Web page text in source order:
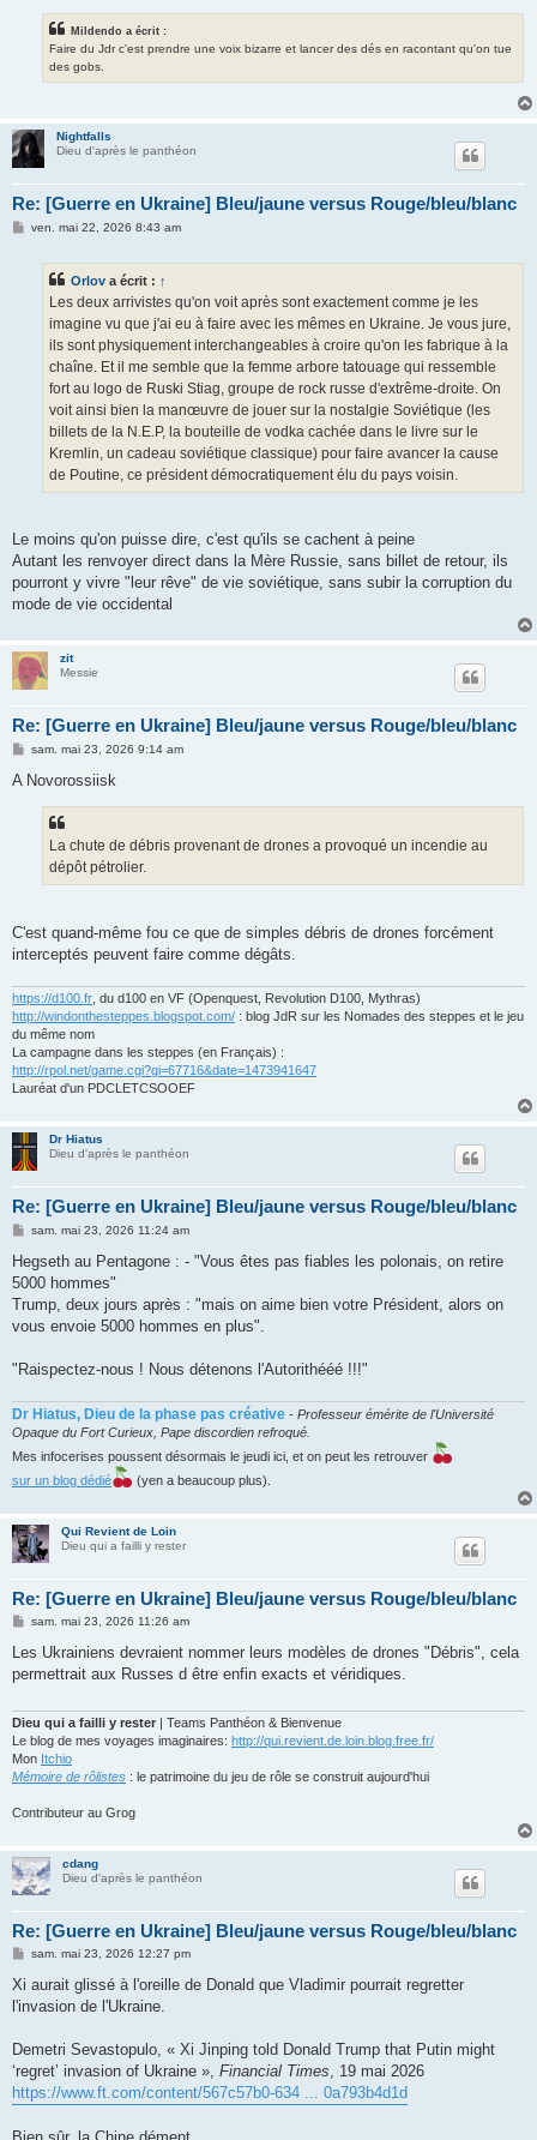
Mildendo a écrit :
Faire du Jdr c'est prendre une voix bizarre et lancer des dés en racontant qu'on tue
des gobs.
Nightfalls
Dieu d'après le panthéon
Re: [Guerre en Ukraine] Bleu/jaune versus Rouge/bleu/blanc
Mven. mai 22, 2026 8:43 am
Orlov a écrit : ↑
Les deux arrivistes qu'on voit après sont exactement comme je les
imagine vu que j'ai eu à faire avec les mêmes en Ukraine. Je vous jure,
ils sont physiquement interchangeables à croire qu'on les fabrique à la
chaîne. Et il me semble que la femme arbore tatouage qui ressemble
fort au logo de Ruski Stiag, groupe de rock russe d'extrême-droite. On
voit ainsi bien la manœuvre de jouer sur la nostalgie Soviétique (les
billets de la N.E.P, la bouteille de vodka cachée dans le livre sur le
Kremlin, un cadeau soviétique classique) pour faire avancer la cause
de Poutine, ce président démocratiquement élu du pays voisin.
Le moins qu'on puisse dire, c'est qu'ils se cachent à peine
Autant les renvoyer direct dans la Mère Russie, sans billet de retour, ils
pourront y vivre "leur rêve" de vie soviétique, sans subir la corruption du
mode de vie occidental
zit
Messie
Re: [Guerre en Ukraine] Bleu/jaune versus Rouge/bleu/blanc
M
s
sam. mai 23, 2026 9:14 am
A Novorossiisk
La chute de débris provenant de drones a provoqué un incendie au
dépôt pétrolier.
C'est quand-même fou ce que de simples débris de drones forcément
interceptés peuvent faire comme dégâts.
https://d100.fr , du d100 en VF (Openquest, Revolution D100, Mythras)
http://windonthesteppes.blogspot.com/ : blog JdR sur les Nomades des steppes et le jeu
du même nom
La campagne dans les steppes (en Français) :
http://rpol.net/game.cgi?gi=67716&date=1473941647
Lauréat d'un PDCLETCSOOEF
Dr Hiatus
Dieu d'après le panthéon
Re: [Guerre en Ukraine] Bleu/jaune versus Rouge/bleu/blanc
M
s
a
g
sam. mai 23, 2026 11:24 am
Hegseth au Pentagone : - "Vous êtes pas fiables les polonais, on retire
5000 hommes"
Trump, deux jours après : "mais on aime bien votre Président, alors on
vous envoie 5000 hommes en plus".
"Raispectez-nous ! Nous détenons l'Autorithééé !!!"
Dr Hiatus, Dieu de la phase pas créative - Professeur émérite de l'Université
Opaque du Fort Curieux, Pape discordien refroqué.
Mes infocerises poussent désormais le jeudi ici, et on peut les retrouver
sur un blog dédié
(yen a beaucoup plus).
Qui Revient de Loin
Dieu qui a failli y rester
Re: [Guerre en Ukraine] Bleu/jaune versus Rouge/bleu/blanc
M
s
a
sam. mai 23, 2026 11:26 am
Les Ukrainiens devraient nommer leurs modèles de drones "Débris", cela
permettrait aux Russes d être enfin exacts et véridiques.
Dieu qui a failli y rester | Teams Panthéon & Bienvenue
Le blog de mes voyages imaginaires: http://qui.revient.de.loin.blog.free.fr/
Mon Itchio
Mémoire de rôlistes : le patrimoine du jeu de rôle se construit aujourd'hui
Contributeur au Grog
cdang
Dieu d'après le panthéon
Re: [Guerre en Ukraine] Bleu/jaune versus Rouge/bleu/blanc
M
a
sam. mai 23, 2026 12:27 pm
Xi aurait glissé à l'oreille de Donald que Vladimir pourrait regretter
l'invasion de l'Ukraine.
Demetri Sevastopulo, « Xi Jinping told Donald Trump that Putin might
‘regret’ invasion of Ukraine », Financial Times, 19 mai 2026
https://www.ft.com/content/567c57b0-634 ... 0a793b4d1d